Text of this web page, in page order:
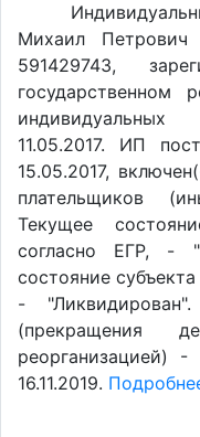
Михаил
591429743,
государственном
11.05.2017. ИП
15.05.2017,
плательщиков
Текущее
согласно ЕГР, -
состояние
-
(прекращения
реорганизацией) -
16.11.2019.